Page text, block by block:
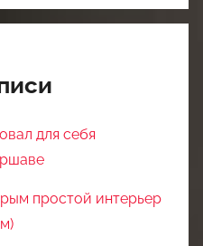
для себя
простой интерьер